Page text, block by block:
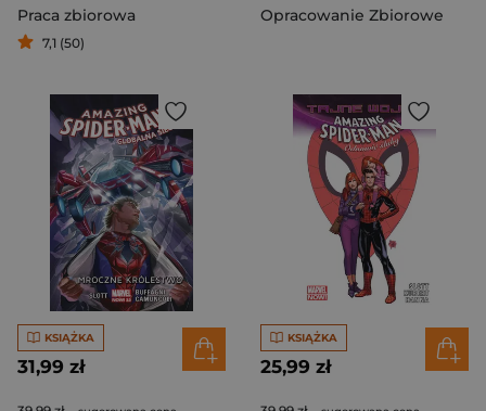
Praca zbiorowa
7,1 (50)
Opracowanie Zbiorowe
KSIĄŻKA
31,99 zł
KSIĄŻKA
25,99 zł